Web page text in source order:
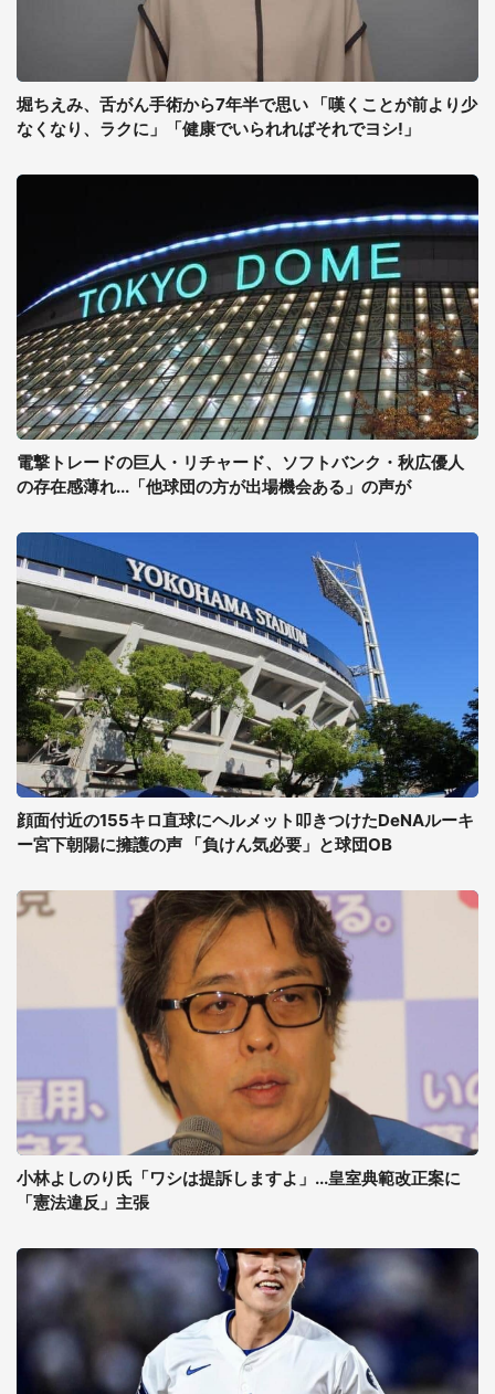
堀ちえみ、舌がん手術から7年半で思い 「嘆くことが前より少
なくなり、ラクに」「健康でいられればそれでヨシ!」
電撃トレードの巨人・リチャード、ソフトバンク・秋広優人
の存在感薄れ...「他球団の方が出場機会ある」の声が
顔面付近の155キロ直球にヘルメット叩きつけたDeNAルーキ
ー宮下朝陽に擁護の声 「負けん気必要」と球団OB
小林よしのり氏「ワシは提訴しますよ」...皇室典範改正案に
「憲法違反」主張